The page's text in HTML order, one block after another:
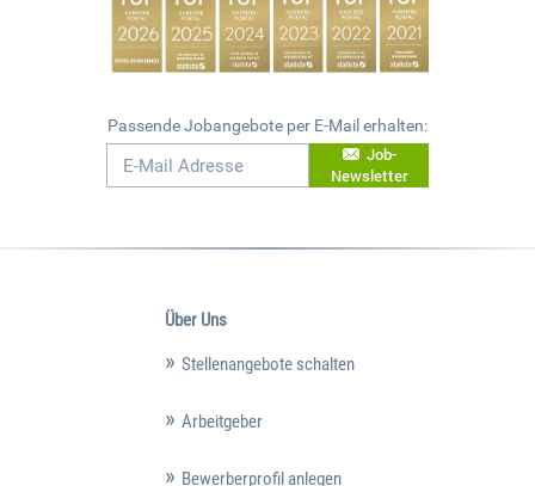
Passende Jobangebote per E-Mail erhalten:
Job-
Newsletter
Über Uns
Stellenangebote schalten
Arbeitgeber
Bewerberprofil anlegen